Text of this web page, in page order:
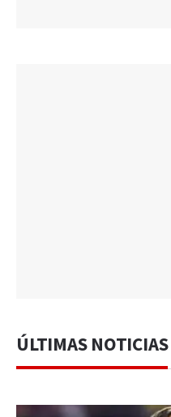
ÚLTIMAS NOTICIAS